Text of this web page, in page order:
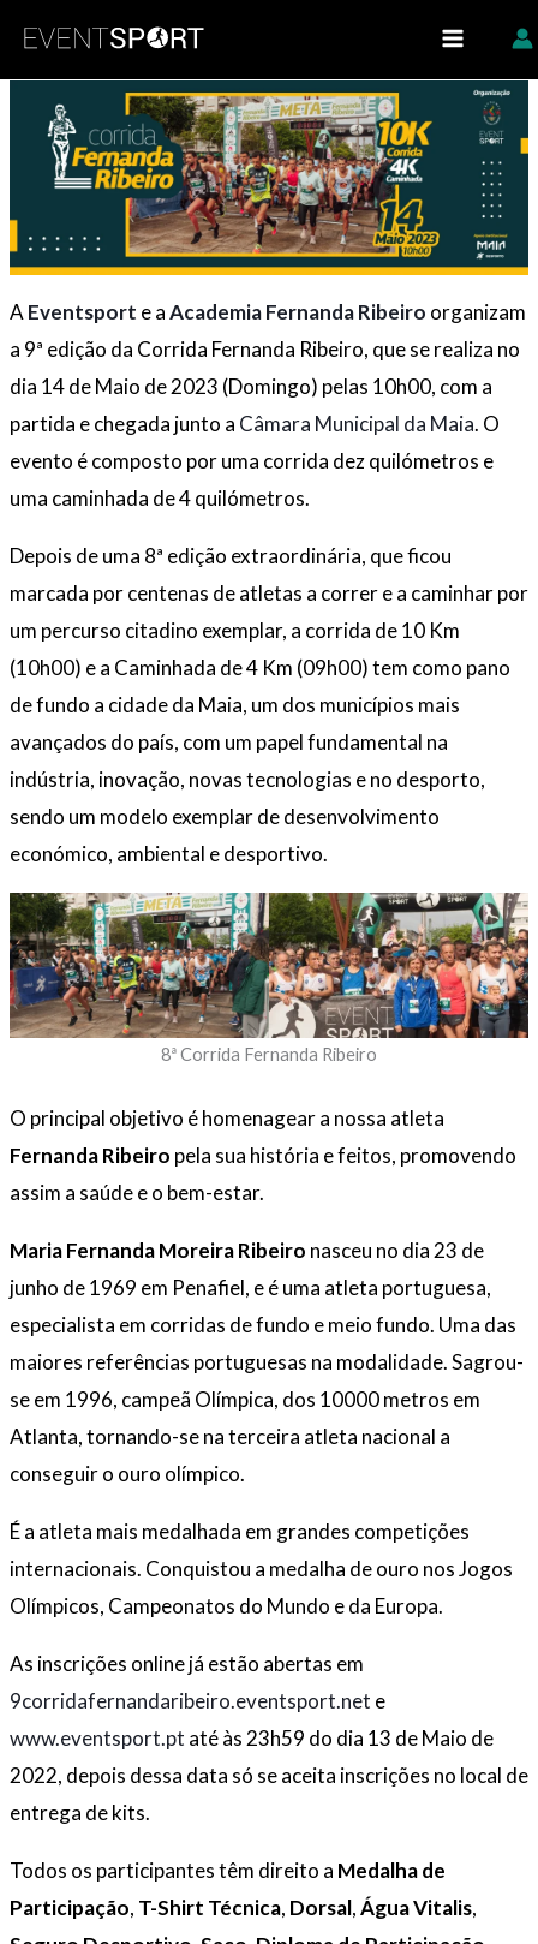
to
content
A Eventsport e aAcademia Fernanda Ribeiro organizam
a 9ª edição da Corrida Fernanda Ribeiro, que se realiza no
dia 14 de Maio de 2023 (Domingo) pelas 10h00, com a
partida e chegada junto a Câmara Municipal da Maia. O
evento é composto por uma corrida dez quilómetros e
uma caminhada de 4 quilómetros.
Depois de uma 8ª edição extraordinária, que ficou
marcada por centenas de atletas a correr e a caminhar por
um percurso citadino exemplar, a corrida de 10 Km
(10h00) e a Caminhada de 4 Km (09h00) tem como pano
de fundo a cidade da Maia, um dos municípios mais
avançados do país, com um papel fundamental na
indústria, inovação, novas tecnologias e no desporto,
sendo um modelo exemplar de desenvolvimento
económico, ambiental e desportivo.
8ª Corrida Fernanda Ribeiro
O principal objetivo é homenagear a nossa atleta
Fernanda Ribeiro pela sua história e feitos, promovendo
assim a saúde e o bem-estar.
Maria Fernanda Moreira Ribeiro nasceu no dia 23 de
junho de 1969 em Penafiel, e é uma atleta portuguesa,
especialista em corridas de fundo e meio fundo. Uma das
maiores referências portuguesas na modalidade. Sagrou-
se em 1996, campeã Olímpica, dos 10000 metros em
Atlanta, tornando-se na terceira atleta nacional a
conseguir o ouro olímpico.
É a atleta mais medalhada em grandes competições
internacionais. Conquistou a medalha de ouro nos Jogos
Olímpicos, Campeonatos do Mundo e da Europa.
As inscrições online já estão abertas em
9corridafernandaribeiro.eventsport.net e
www.eventsport.pt até às 23h59 do dia 13 de Maio de
2022, depois dessa data só se aceita inscrições no local de
entrega de kits.
Todos os participantes têm direito a Medalha de
Participação, T-Shirt Técnica, Dorsal,Água Vitalis,